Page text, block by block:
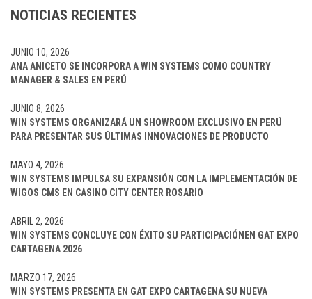
NOTICIAS RECIENTES
ANA ANICETO SE INCORPORA A WIN SYSTEMS COMO COUNTRY
MANAGER & SALES EN PERÚ
JUNIO 10, 2026
WIN SYSTEMS ORGANIZARÁ UN SHOWROOM EXCLUSIVO EN PERÚ
PARA PRESENTAR SUS ÚLTIMAS INNOVACIONES DE PRODUCTO
JUNIO 8, 2026
WIN SYSTEMS IMPULSA SU EXPANSIÓN CON LA IMPLEMENTACIÓN DE
WIGOS CMS EN CASINO CITY CENTER ROSARIO
MAYO 4, 2026
WIN SYSTEMS CONCLUYE CON ÉXITO SU PARTICIPACIÓNEN GAT EXPO
CARTAGENA 2026
ABRIL 2, 2026
WIN SYSTEMS PRESENTA EN GAT EXPO CARTAGENA SU NUEVA
MARZO 17, 2026